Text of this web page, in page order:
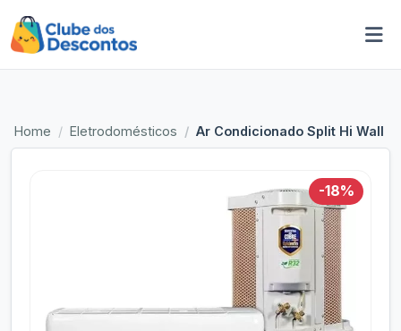
Home Eletrodomésticos Ar Condicionado Split Hi Wall
-18%